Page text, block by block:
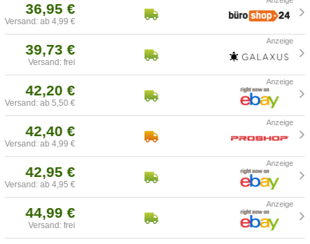
36,95 €
Versand: ab 4,99 €
39,73 €
Versand: frei
42,20 €
Versand: ab 5,50 €
42,40 €
Versand: ab 4,99 €
42,95 €
Versand: ab 4,95 €
44,99 €
Versand: frei